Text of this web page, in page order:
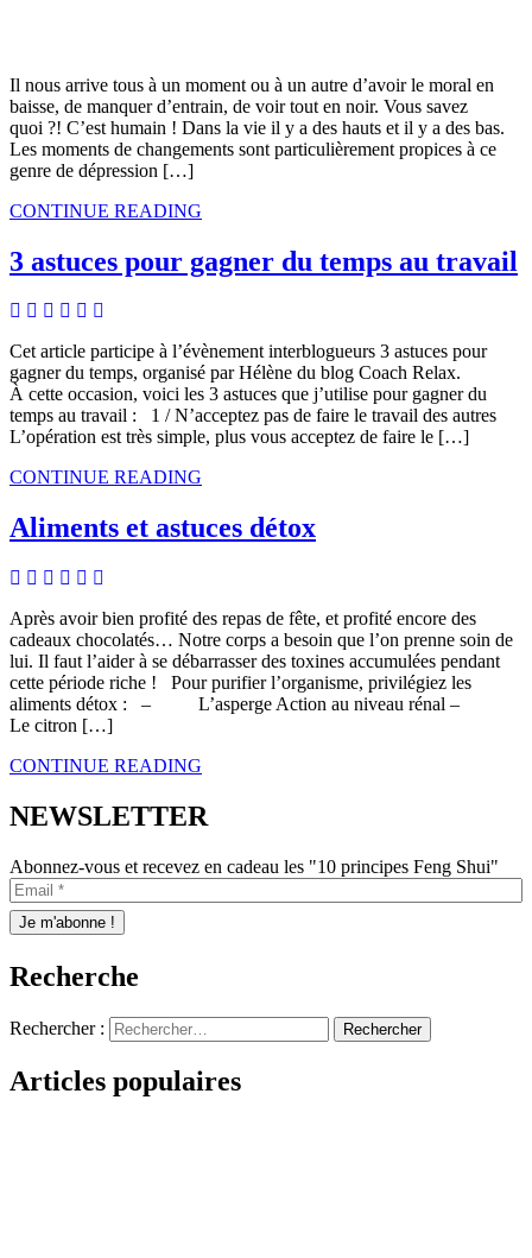
Il nous arrive tous à un moment ou à un autre d’avoir le moral en
baisse, de manquer d’entrain, de voir tout en noir. Vous savez
quoi ?! C’est humain ! Dans la vie il y a des hauts et il y a des bas.
Les moments de changements sont particulièrement propices à ce
genre de dépression […]
CONTINUE READING
3 astuces pour gagner du temps au travail
Cet article participe à l’évènement interblogueurs 3 astuces pour
gagner du temps, organisé par Hélène du blog Coach Relax.
À cette occasion, voici les 3 astuces que j’utilise pour gagner du
temps au travail : 1 / N’acceptez pas de faire le travail des autres
L’opération est très simple, plus vous acceptez de faire le […]
CONTINUE READING
Aliments et astuces détox
Après avoir bien profité des repas de fête, et profité encore des
cadeaux chocolatés… Notre corps a besoin que l’on prenne soin de
lui. Il faut l’aider à se débarrasser des toxines accumulées pendant
cette période riche ! Pour purifier l’organisme, privilégiez les
aliments détox : – L’asperge Action au niveau rénal –
Le citron […]
CONTINUE READING
NEWSLETTER
Abonnez-vous et recevez en cadeau les "10 principes Feng Shui"
Recherche
Rechercher :
Articles populaires